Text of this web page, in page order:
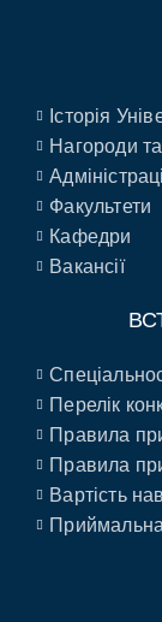
Історія
Нагороди
Факультети
Кафедри
Вакансії
Перелік
Правила
Правила
Вартість